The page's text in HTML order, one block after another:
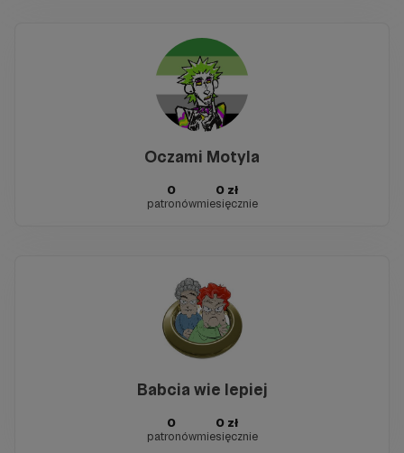
Oczami Motyla
0
patronów
0 zł
miesięcznie
Babcia wie lepiej
0
patronów
0 zł
miesięcznie